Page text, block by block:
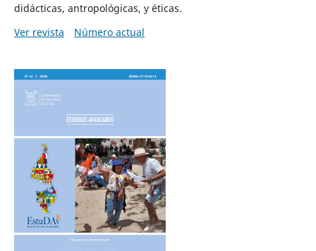
didácticas, antropológicas, y éticas.
Ver revista
Número actual